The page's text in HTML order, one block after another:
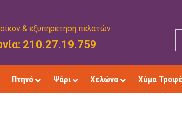
& εξυπηρέτηση πελατών
210.27.19.759
Πτηνό Ψάρι Χελώνα Χύμα